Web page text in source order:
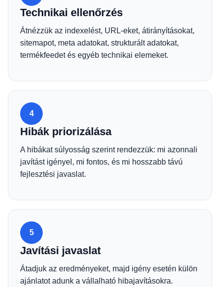
Technikai ellenőrzés
Átnézzük az indexelést, URL-eket, átirányításokat,
sitemapot, meta adatokat, strukturált adatokat,
termékfeedet és egyéb technikai elemeket.
4
Hibák priorizálása
A hibákat súlyosság szerint rendezzük: mi azonnali
javítást igényel, mi fontos, és mi hosszabb távú
fejlesztési javaslat.
5
Javítási javaslat
Átadjuk az eredményeket, majd igény esetén külön
ajánlatot adunk a vállalható hibajavításokra.